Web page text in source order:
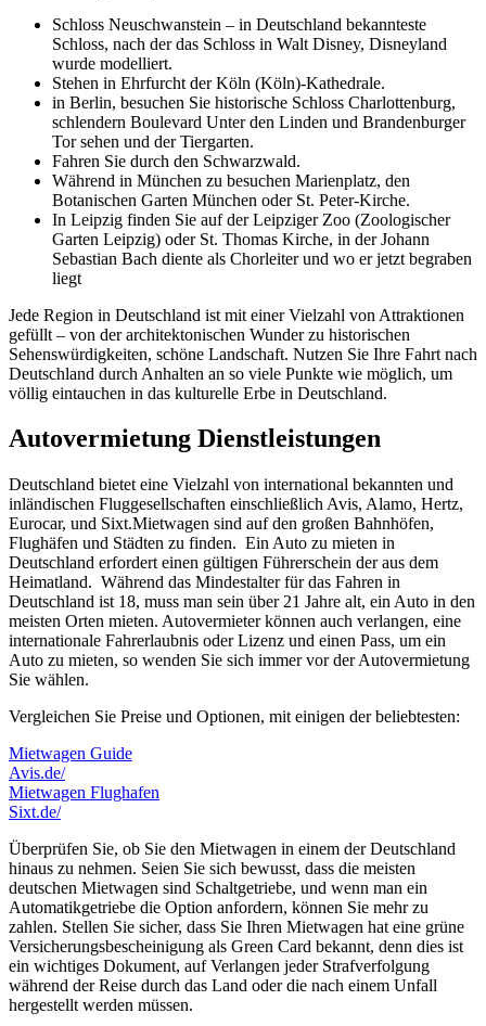
Schloss Neuschwanstein – in Deutschland bekannteste
Schloss, nach der das Schloss in Walt Disney, Disneyland
wurde modelliert.
Stehen in Ehrfurcht der Köln (Köln)-Kathedrale.
in Berlin, besuchen Sie historische Schloss Charlottenburg,
schlendern Boulevard Unter den Linden und Brandenburger
Tor sehen und der Tiergarten.
Fahren Sie durch den Schwarzwald.
Während in München zu besuchen Marienplatz, den
Botanischen Garten München oder St. Peter-Kirche.
In Leipzig finden Sie auf der Leipziger Zoo (Zoologischer
Garten Leipzig) oder St. Thomas Kirche, in der Johann
Sebastian Bach diente als Chorleiter und wo er jetzt begraben
liegt
Jede Region in Deutschland ist mit einer Vielzahl von Attraktionen
gefüllt – von der architektonischen Wunder zu historischen
Sehenswürdigkeiten, schöne Landschaft. Nutzen Sie Ihre Fahrt nach
Deutschland durch Anhalten an so viele Punkte wie möglich, um
völlig eintauchen in das kulturelle Erbe in Deutschland.
Autovermietung Dienstleistungen
Deutschland bietet eine Vielzahl von international bekannten und
inländischen Fluggesellschaften einschließlich Avis, Alamo, Hertz,
Eurocar, und Sixt.Mietwagen sind auf den großen Bahnhöfen,
Flughäfen und Städten zu finden. Ein Auto zu mieten in
Deutschland erfordert einen gültigen Führerschein der aus dem
Heimatland. Während das Mindestalter für das Fahren in
Deutschland ist 18, muss man sein über 21 Jahre alt, ein Auto in den
meisten Orten mieten. Autovermieter können auch verlangen, eine
internationale Fahrerlaubnis oder Lizenz und einen Pass, um ein
Auto zu mieten, so wenden Sie sich immer vor der Autovermietung
Sie wählen.
Vergleichen Sie Preise und Optionen, mit einigen der beliebtesten:
Mietwagen Guide
Avis.de/
Mietwagen Flughafen
Sixt.de/
Überprüfen Sie, ob Sie den Mietwagen in einem der Deutschland
hinaus zu nehmen. Seien Sie sich bewusst, dass die meisten
deutschen Mietwagen sind Schaltgetriebe, und wenn man ein
Automatikgetriebe die Option anfordern, können Sie mehr zu
zahlen. Stellen Sie sicher, dass Sie Ihren Mietwagen hat eine grüne
Versicherungsbescheinigung als Green Card bekannt, denn dies ist
ein wichtiges Dokument, auf Verlangen jeder Strafverfolgung
während der Reise durch das Land oder die nach einem Unfall
hergestellt werden müssen.